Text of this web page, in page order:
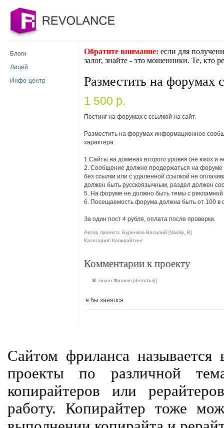
Блоги
Лицей
Инфо-центр
Обратите внимание: если для
залог, знайте - это мошенники. Те, кто
Разместить на форумах
1 500 p.
Постинг на форумах с ссылкой на сайт.
Разместить на форумах информационное
характера.
1.Сайты на доменах второго уровня (не юкоз и
2. Сообщение должно продержаться на форуме
без ссылки или с удаленной ссылкой не
должен быть русскоязычным, раздел должен
5. На форуме не должно быть темы с рекламной
6. Посещаемость форума должна быть от 100 в
За один пост 4 рубля, оплата после проверки.
Автор проекта: Буренков Василий [Vasiliy_B]
Категория: Копирайтинг
Комментарии к проекту
тихон Филипп [demchuk]
я бы занялся
Сайтом фриланса называется
проекты по различной
копирайтеров или
работу. Копирайтер тоже